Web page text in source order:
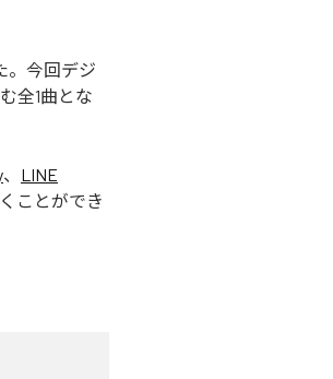
。今回デジ
全1曲とな
、 LINE
ことができ